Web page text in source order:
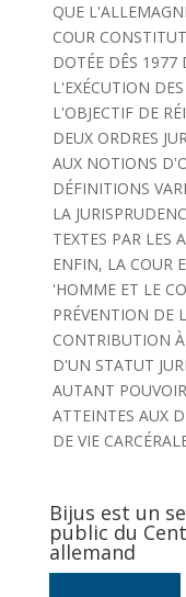
QUE
COUR
DOTÉE DÊS 1977
L'EXÉCUTION
L'OBJECTIF DE
DEUX ORDRES
AUX NOTIONS
DÉFINITIONS
LA
TEXTES PAR LES
ENFIN, LA COUR
'HOMME ET LE
PRÉVENTION DE
CONTRIBUTION
D'UN STATUT
AUTANT
ATTEINTES AUX
DE VIE
Bijus est un
public du
allemand